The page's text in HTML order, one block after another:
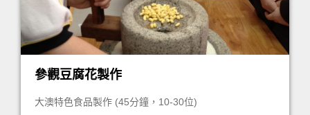
參觀豆腐花製作
大澳特色食品製作 (45分鐘，10-30位)